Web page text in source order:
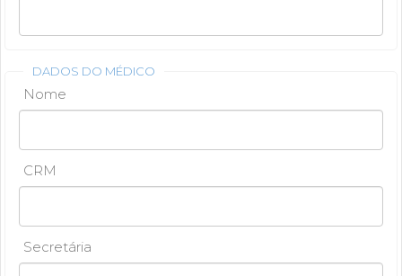
DADOS DO MÉDICO
Nome
CRM
Secretária